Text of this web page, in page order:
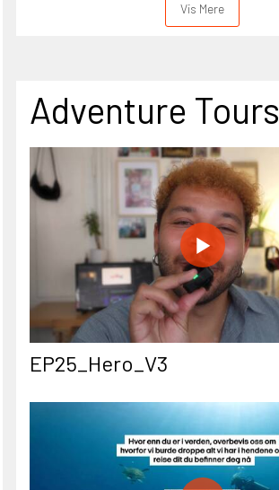
Vis Mere
Adventure Tours
EP25_Hero_V3